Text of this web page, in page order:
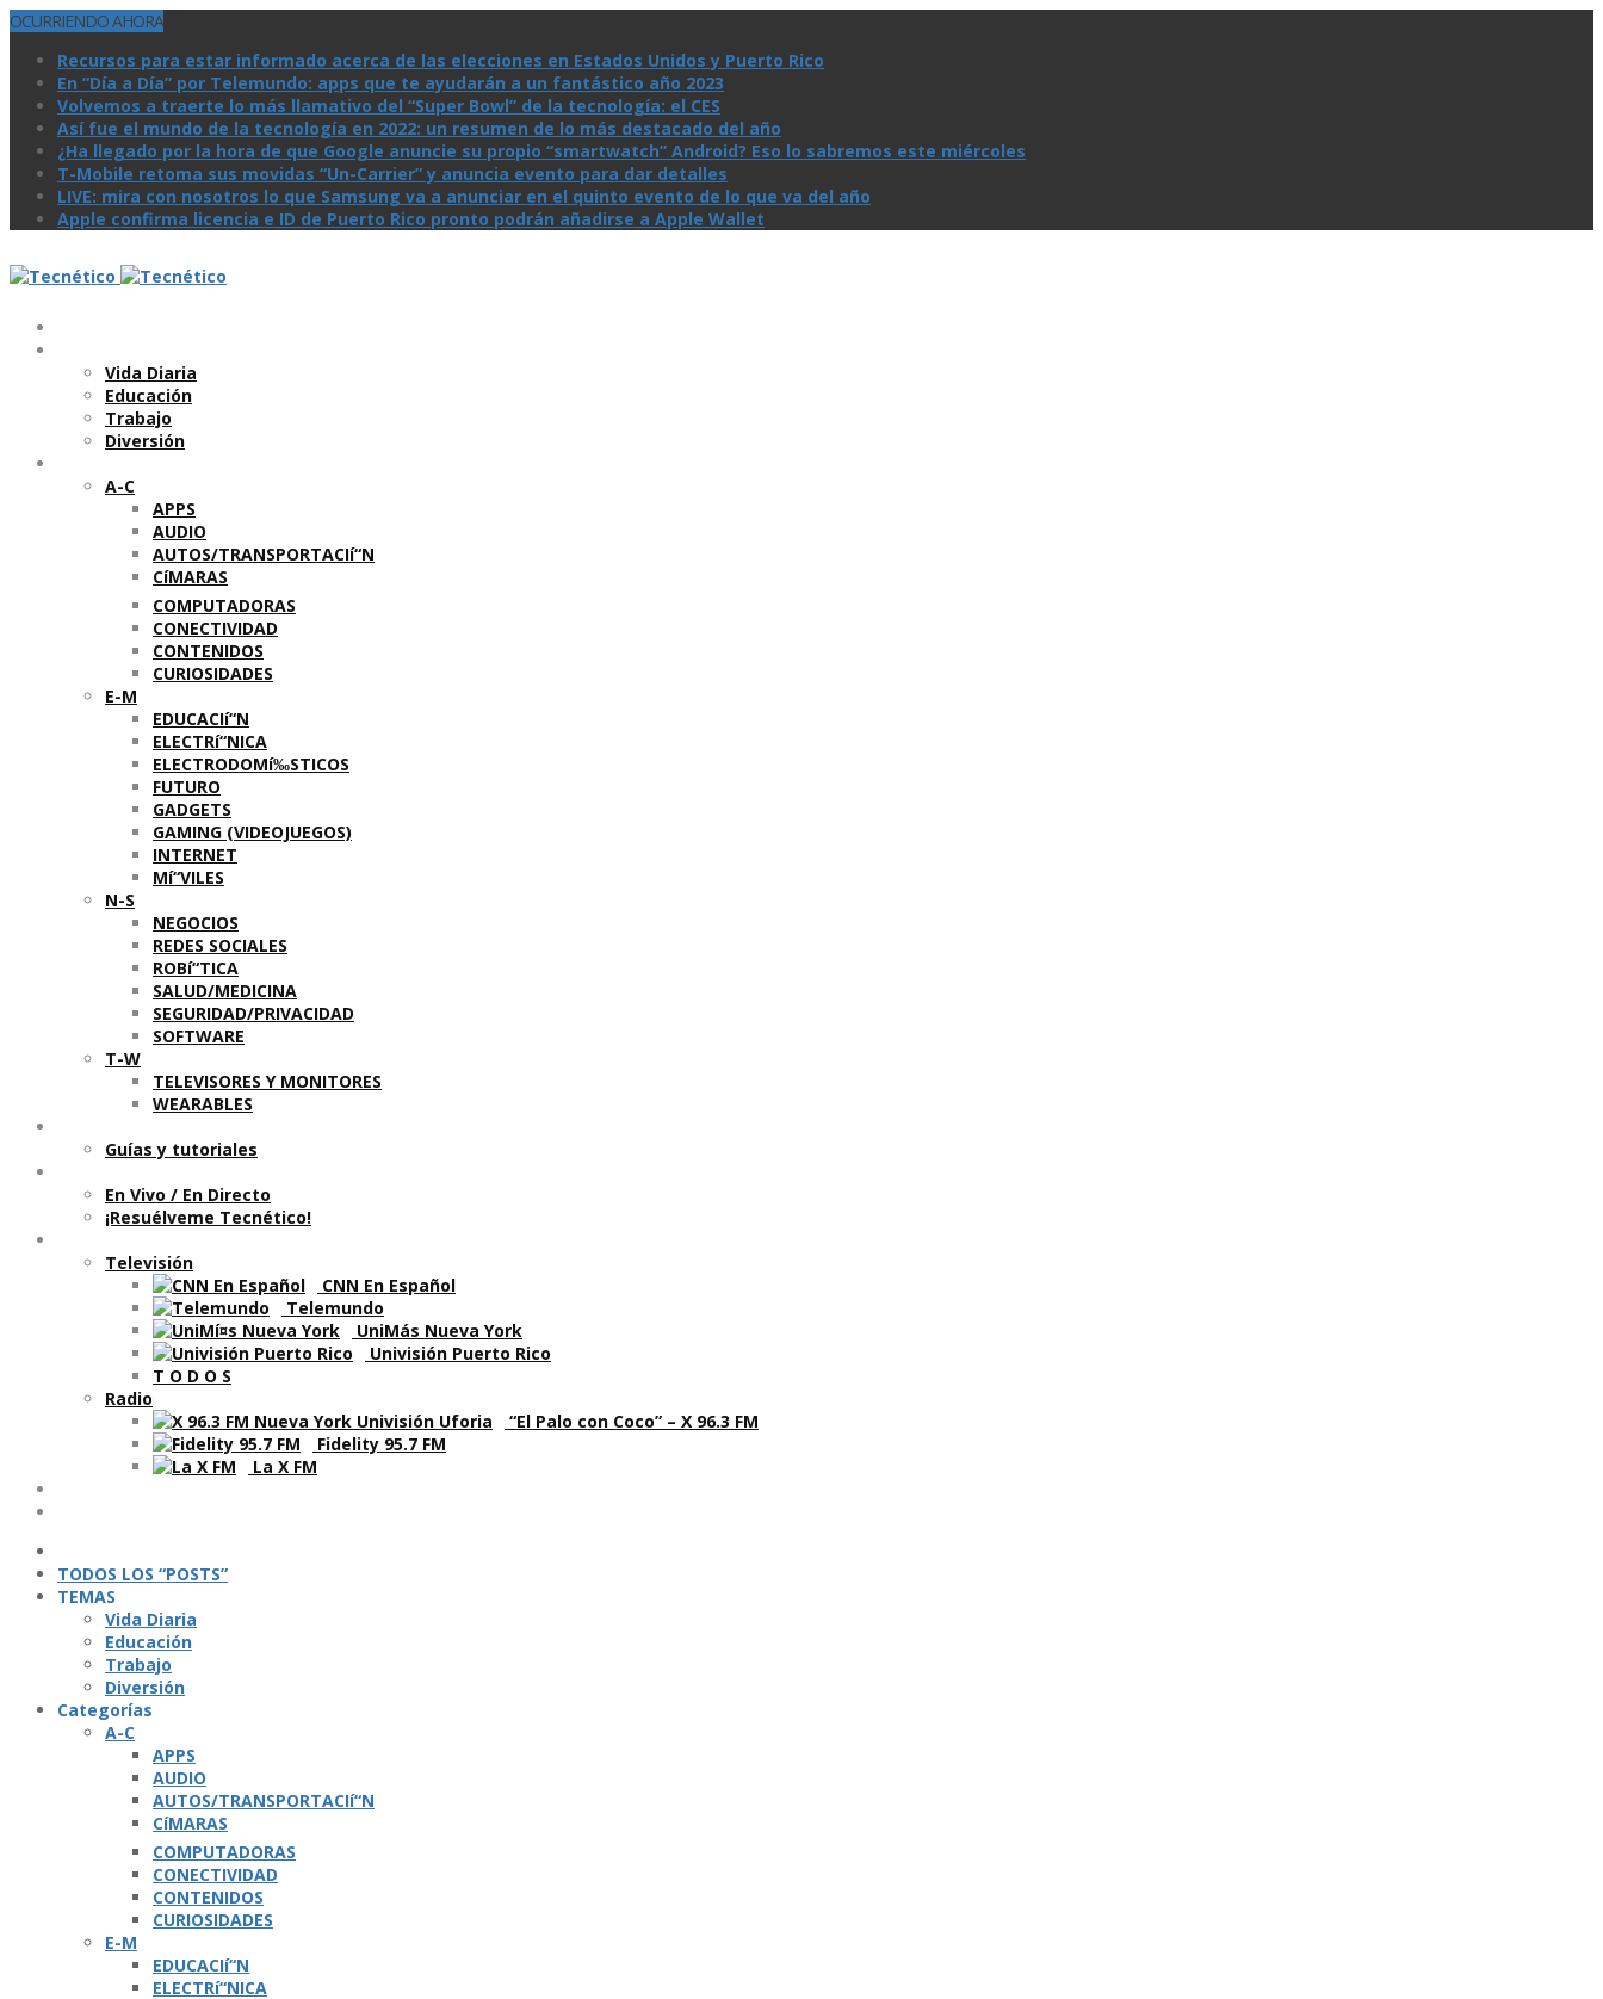
OCURRIENDO AHORA
Recursos para estar informado acerca de las elecciones en Estados Unidos y Puerto Rico
En “Día a Día” por Telemundo: apps que te ayudarán a un fantástico año 2023
Volvemos a traerte lo más llamativo del “Super Bowl” de la tecnologí­a: el CES
Así­ fue el mundo de la tecnologí­a en 2022: un resumen de lo más destacado del año
¿Ha llegado por la hora de que Google anuncie su propio “smartwatch” Android? Eso lo sabremos este miércoles
T-Mobile retoma sus movidas “Un-Carrier” y anuncia evento para dar detalles
LIVE: mira con nosotros lo que Samsung va a anunciar en el quinto evento de lo que va del año
Apple confirma licencia e ID de Puerto Rico pronto podrán añadirse a Apple Wallet
Vida Diaria
Educación
Trabajo
Diversión
A-C
APPS
AUDIO
AUTOS/TRANSPORTACIí“N
CíMARAS
COMPUTADORAS
CONECTIVIDAD
CONTENIDOS
CURIOSIDADES
E-M
EDUCACIí“N
ELECTRí“NICA
ELECTRODOMí‰STICOS
FUTURO
GADGETS
GAMING (VIDEOJUEGOS)
INTERNET
Mí“VILES
N-S
NEGOCIOS
REDES SOCIALES
ROBí“TICA
SALUD/MEDICINA
SEGURIDAD/PRIVACIDAD
SOFTWARE
T-W
TELEVISORES Y MONITORES
WEARABLES
Guí­as y tutoriales
En Vivo / En Directo
¡Resuélveme Tecnético!
Televisión
CNN En Español
Telemundo
UniMás Nueva York
Univisión Puerto Rico
T O D O S
Radio
“El Palo con Coco” – X 96.3 FM
Fidelity 95.7 FM
La X FM
TODOS LOS “POSTS”
TEMAS
Vida Diaria
Educación
Trabajo
Diversión
Categorí­as
A-C
APPS
AUDIO
AUTOS/TRANSPORTACIí“N
CíMARAS
COMPUTADORAS
CONECTIVIDAD
CONTENIDOS
CURIOSIDADES
E-M
EDUCACIí“N
ELECTRí“NICA